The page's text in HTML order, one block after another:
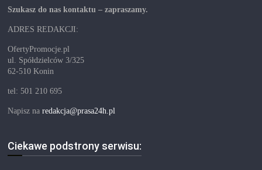
Szukasz do nas kontaktu – zapraszamy.
ADRES REDAKCJI:
OfertyPromocje.pl
ul. Spółdzielców 3/325
62-510 Konin
tel: 501 210 695
Napisz naredakcja@prasa24h.pl
Ciekawe podstrony serwisu: